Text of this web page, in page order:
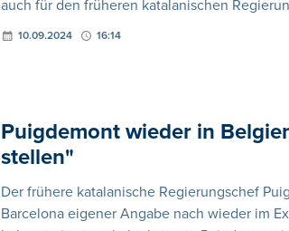
auch für den früheren katalanischen
10.09.2024 16:14
Puigdemont wieder in
stellen"
Der frühere katalanische Regierungschef
Barcelona eigener Angabe nach wieder im